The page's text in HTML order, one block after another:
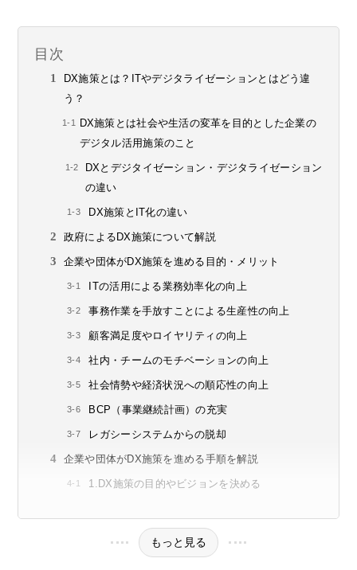
目次
DX施策とは？ITやデジタライゼーションとはどう違
う？
DX施策とは社会や生活の変革を目的とした企業の
デジタル活用施策のこと
DXとデジタイゼーション・デジタライゼーション
の違い
DX施策とIT化の違い
政府によるDX施策について解説
企業や団体がDX施策を進める目的・メリット
ITの活用による業務効率化の向上
事務作業を手放すことによる生産性の向上
顧客満足度やロイヤリティの向上
社内・チームのモチベーションの向上
社会情勢や経済状況への順応性の向上
BCP（事業継続計画）の充実
レガシーシステムからの脱却
企業や団体がDX施策を進める手順を解説
1.DX施策の目的やビジョンを決める
もっと見る